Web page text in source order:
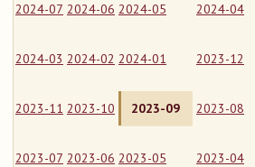
2024-07 2024-06 2024-05 2024-04
2024-03 2024-02 2024-01 2023-12
2023-11 2023-10 2023-09 2023-08
2023-07 2023-06 2023-05 2023-04